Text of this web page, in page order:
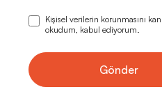
Kişisel verilerin korunmasını
okudum, kabul ediyorum.
Gönder